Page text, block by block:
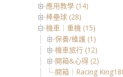
應用教學 (14)
棒壘球 (28)
機車｜重機 (15)
保養/維護 (1)
機車旅行 (12)
開箱&心得 (2)
開箱｜Racing